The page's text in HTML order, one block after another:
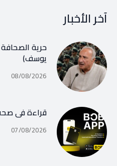
آخر الأخبار
يوسف)
08/08/2026
قراءة في
07/08/2026